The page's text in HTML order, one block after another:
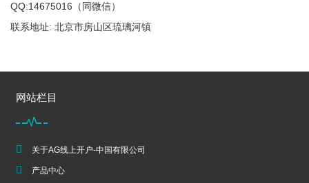
QQ:14675016（同微信）
联系地址: 北京市房山区琉璃河镇
网站栏目
关于AG线上开户-中国有限公司
产品中心